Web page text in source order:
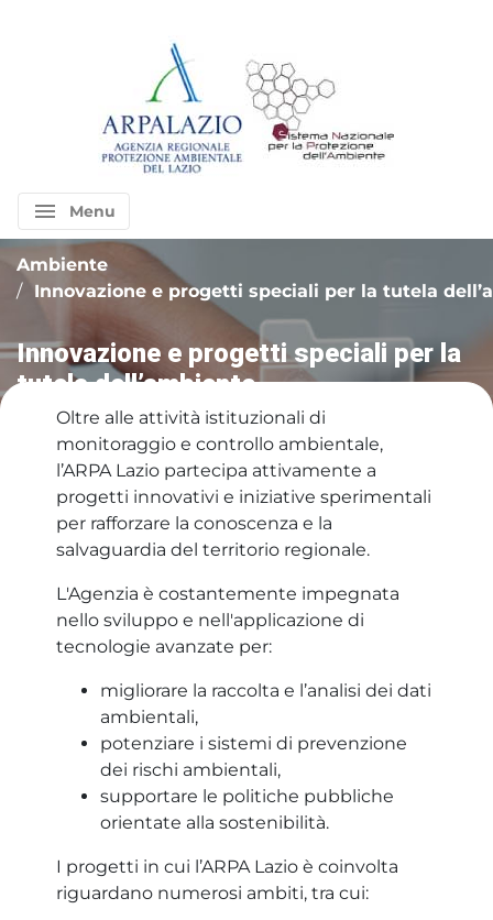
menu Menu
Ambiente
Innovazione e progetti speciali per la tutela
Innovazione e progetti speciali per la
tutela dell’ambiente
Oltre alle attività istituzionali di
monitoraggio e controllo ambientale,
l’ARPA Lazio partecipa attivamente a
progetti innovativi e iniziative sperimentali
per rafforzare la conoscenza e la
salvaguardia del territorio regionale.
L'Agenzia è costantemente impegnata
nello sviluppo e nell'applicazione di
tecnologie avanzate per:
migliorare la raccolta e l’analisi dei dati
ambientali,
potenziare i sistemi di prevenzione
dei rischi ambientali,
supportare le politiche pubbliche
orientate alla sostenibilità.
I progetti in cui l’ARPA Lazio è coinvolta
riguardano numerosi ambiti, tra cui: